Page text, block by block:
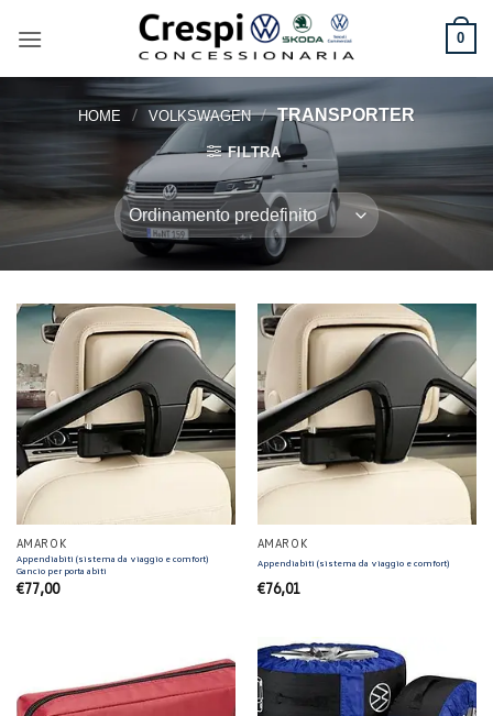
0
HOME / VOLKSWAGEN / TRANSPORTER
FILTRA
AMAROK
Appendiabiti (sistema da viaggio e comfort)
Gancio per porta abiti
€77,00
AMAROK
Appendiabiti (sistema da viaggio e comfort)
€76,01